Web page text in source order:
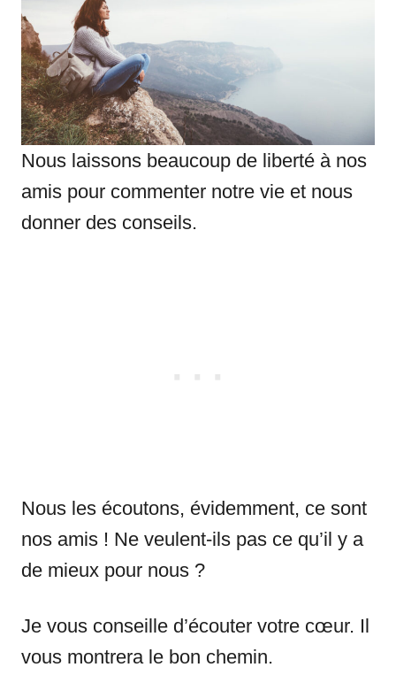
Nous laissons beaucoup de liberté à nos
amis pour commenter notre vie et nous
donner des conseils.
Nous les écoutons, évidemment, ce sont
nos amis ! Ne veulent-ils pas ce qu’il y a
de mieux pour nous ?
Je vous conseille d’écouter votre cœur. Il
vous montrera le bon chemin.